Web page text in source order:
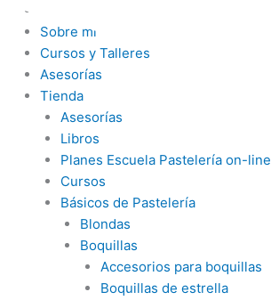
contenido
Sobre mí
Cursos y Talleres
Asesorías
Tienda
Asesorías
Libros
Planes Escuela Pastelería on-line
Cursos
Básicos de Pastelería
Blondas
Boquillas
Accesorios para boquillas
Boquillas de estrella